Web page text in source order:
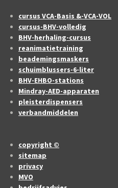
cursus VCA-Basis &-VCA-VOL
cursus-BHV-volledig
BHV-herhaling-cursus
reanimatietraining
beademingsmaskers
schuimblussers-6-liter
BHV-EHBO-stations
Mindray-AED-apparaten
pleisterdispensers
verbandmiddelen
copyright ©
sitemap
privacy
MVO